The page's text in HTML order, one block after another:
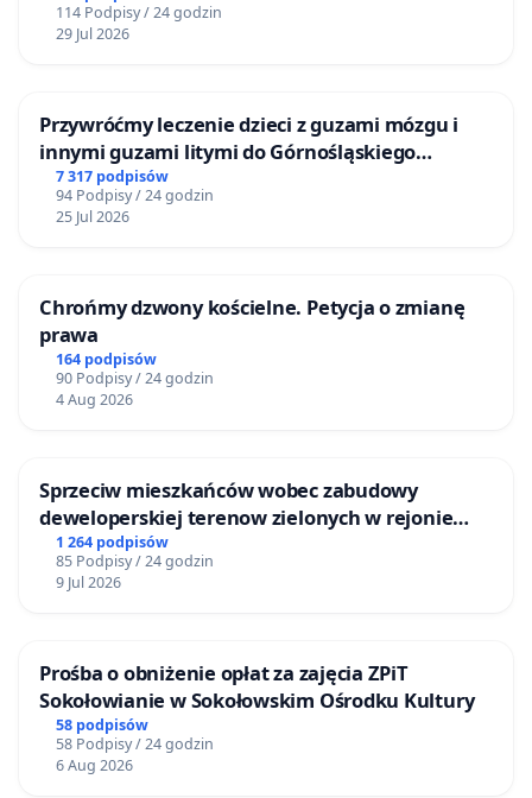
114 Podpisy / 24 godzin
29 Jul 2026
Przywróćmy leczenie dzieci z guzami mózgu i
innymi guzami litymi do Górnośląskiego
Centrum Zdrowia Dziecka w Katowicach
7 317 podpisów
94 Podpisy / 24 godzin
25 Jul 2026
Chrońmy dzwony kościelne. Petycja o zmianę
prawa
164 podpisów
90 Podpisy / 24 godzin
4 Aug 2026
Sprzeciw mieszkańców wobec zabudowy
deweloperskiej terenow zielonych w rejonie
Bulwarów Straceńskich w Bielsku-Białej
1 264 podpisów
85 Podpisy / 24 godzin
9 Jul 2026
Prośba o obniżenie opłat za zajęcia ZPiT
Sokołowianie w Sokołowskim Ośrodku Kultury
58 podpisów
58 Podpisy / 24 godzin
6 Aug 2026